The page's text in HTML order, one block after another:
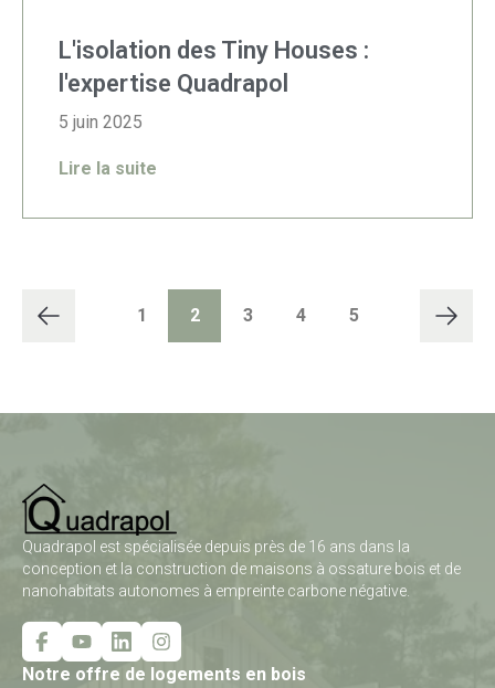
L'isolation des Tiny Houses :
l'expertise Quadrapol
5 juin 2025
Lire la suite
1 2 3 4 5
Quadrapol est spécialisée depuis près de 16 ans dans la
conception et la construction de maisons à ossature bois et de
nanohabitats autonomes à empreinte carbone négative.
Notre offre de logements en bois